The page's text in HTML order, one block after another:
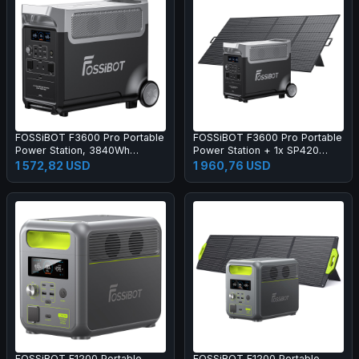
FOSSiBOT F3600 Pro Portable
Power Station, 3840Wh
LiFePO4 Battery, Max.
11520Wh Expansion, 3600W
Solar Charge, 1.5h Full Charge,
PD 100W, 13 Output Ports, LED
Flashlight, UPS, APP Control
1 572,82 USD
FOSSiBOT F3600 Pro Portable
Power Station + 1x SP420
420W Solar Panel
1 960,76 USD